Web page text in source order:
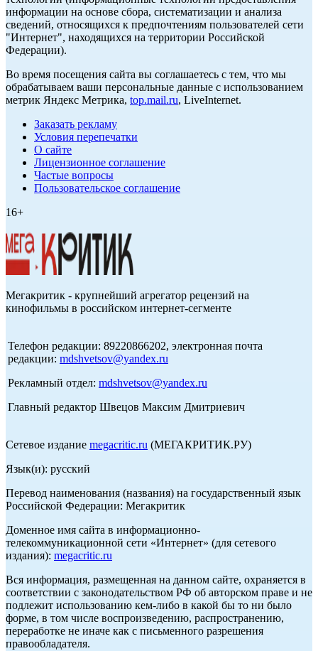
информации на основе сбора, систематизации и анализа
сведений, относящихся к предпочтениям пользователей сети
"Интернет", находящихся на территории Российской
Федерации).
Во время посещения сайта вы соглашаетесь с тем, что мы
обрабатываем ваши персональные данные с использованием
метрик Яндекс Метрика, top.mail.ru, LiveInternet.
Заказать рекламу
Условия перепечатки
О сайте
Лицензионное соглашение
Частые вопросы
Пользовательское соглашение
16+
Мегакритик - крупнейший агрегатор рецензий на
кинофильмы в российском интернет-сегменте
Телефон редакции: 89220866202, электронная почта
редакции: mdshvetsov@yandex.ru
Рекламный отдел: mdshvetsov@yandex.ru
Главный редактор Швецов Максим Дмитриевич
Сетевое издание megacritic.ru (МЕГАКРИТИК.РУ)
Язык(и): русский
Перевод наименования (названия) на государственный язык
Российской Федерации: Мегакритик
Доменное имя сайта в информационно-
телекоммуникационной сети «Интернет» (для сетевого
издания): megacritic.ru
Вся информация, размещенная на данном сайте, охраняется в
соответствии с законодательством РФ об авторском праве и не
подлежит использованию кем-либо в какой бы то ни было
форме, в том числе воспроизведению, распространению,
переработке не иначе как с письменного разрешения
правообладателя.